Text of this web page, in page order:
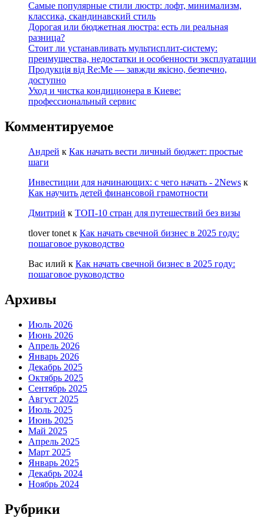
Самые популярные стили люстр: лофт, минимализм,
классика, скандинавский стиль
Дорогая или бюджетная люстра: есть ли реальная
разница?
Стоит ли устанавливать мультисплит-систему:
преимущества, недостатки и особенности эксплуатации
Продукція від Re:Me — завжди якісно, безпечно,
доступно
Уход и чистка кондиционера в Киеве:
профессиональный сервис
Комментируемое
Андрей к Как начать вести личный бюджет: простые
шаги
Инвестиции для начинающих: с чего начать - 2News к
Как научить детей финансовой грамотности
Дмитрий к ТОП-10 стран для путешествий без визы
tlover tonet к Как начать свечной бизнес в 2025 году:
пошаговое руководство
Вас илий к Как начать свечной бизнес в 2025 году:
пошаговое руководство
Архивы
Июль 2026
Июнь 2026
Апрель 2026
Январь 2026
Декабрь 2025
Октябрь 2025
Сентябрь 2025
Август 2025
Июль 2025
Июнь 2025
Май 2025
Апрель 2025
Март 2025
Январь 2025
Декабрь 2024
Ноябрь 2024
Рубрики